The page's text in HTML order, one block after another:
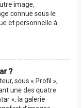
image,
connue sous le
et personnelle à
?
sous « Profil »,
une des quatre
», la galerie